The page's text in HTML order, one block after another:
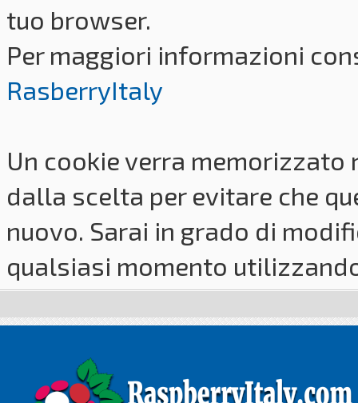
tuo browser.
Per maggiori informazioni
RasberryItaly
Un cookie verra
dalla scelta per evitare che
nuovo. Sarai in grado di
qualsiasi momento